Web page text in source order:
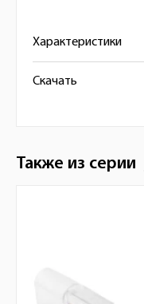
Характеристики
Скачать
Также из серии